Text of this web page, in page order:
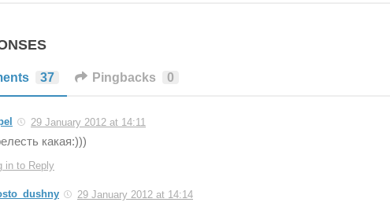
37 Pingbacks 0
29 January 2012 at 14:11
какая:)))
in to Reply
29 January 2012 at 14:14